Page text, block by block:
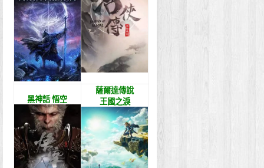
黑神話 悟空
薩爾達傳說
王國之淚